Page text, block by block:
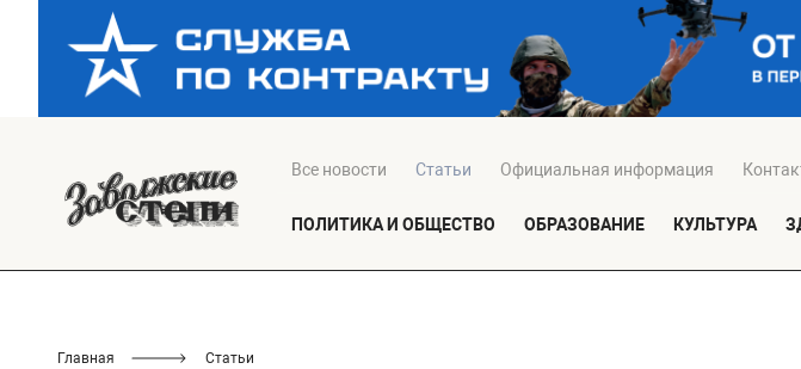
Все новости Статьи Официальная информация
ПОЛИТИКА И ОБЩЕСТВО ОБРАЗОВАНИЕ КУЛЬТУРА
Главная Статьи